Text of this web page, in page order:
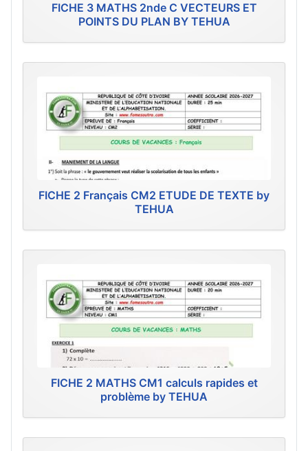
FICHE 3 MATHS 2nde C VECTEURS ET
POINTS DU PLAN BY TEHUA
FICHE 2 Français CM2 ETUDE DE TEXTE by
TEHUA
FICHE 2 MATHS CM1 calculs rapides et
problème by TEHUA